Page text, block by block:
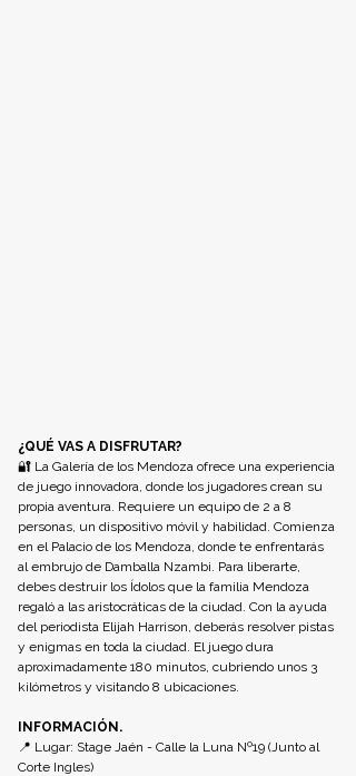
¿QUÉ VAS A DISFRUTAR?
🔐 La Galería de los Mendoza ofrece una experiencia
de juego innovadora, donde los jugadores crean su
propia aventura. Requiere un equipo de 2 a 8
personas, un dispositivo móvil y habilidad. Comienza
en el Palacio de los Mendoza, donde te enfrentarás
al embrujo de Damballa Nzambi. Para liberarte,
debes destruir los Ídolos que la familia Mendoza
regaló a las aristocráticas de la ciudad. Con la ayuda
del periodista Elijah Harrison, deberás resolver pistas
y enigmas en toda la ciudad. El juego dura
aproximadamente 180 minutos, cubriendo unos 3
kilómetros y visitando 8 ubicaciones.
INFORMACIÓN.
📍 Lugar: Stage Jaén - Calle la Luna Nº19 (Junto al
Corte Ingles)